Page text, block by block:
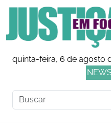
quinta-feira, 6 de agosto